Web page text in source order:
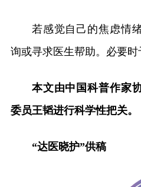
若感觉自己的焦虑情
询或寻求医生帮助。必要时
本文由中国科普作家
委员王韬进行科学性把关。
“达医晓护”供稿